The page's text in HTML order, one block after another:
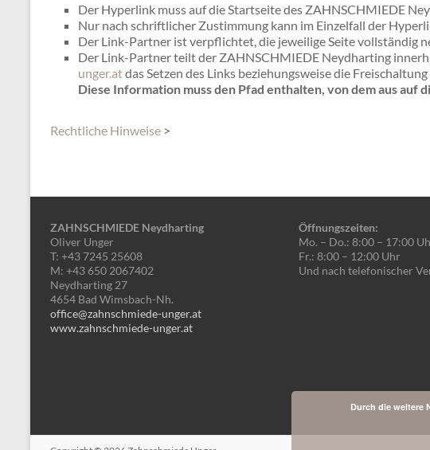
Der Hyperlink muss auf die Startseite des ZAHNSCHMIEDE
Nur nach schriftlicher Zustimmung kann im Einzelfall der
Der Link-Partner ist verpflichtet, die jeweilige Seite vollständig
Der Link-Partner teilt der ZAHNSCHMIEDE Neydharting
unger.atdas Setzen des Links beziehungsweise die
Diese Information muss den Pfad enthalten, von dem aus
Rechtliche Hinweise >
ZAHNSCHMIEDE Neydharting
Oliver Unger
T: +43 7245 25608
M: +43 650 2067402
Neydharting 27
4654 Bad Wimsbach-Nh.
office@zahnschmiede-unger.at
www.zahnschmiede-unger.at
Öffnungszeiten:
Mo. – Do.: 8:00 – 17:00
Fr.: 8:00 – 12:00 Uhr
Und nach telefonischer
Durch die weitere